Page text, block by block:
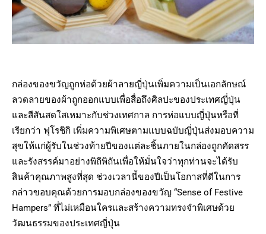
กล่องของขวัญถูกห่อด้วยผ้าลายญี่ปุ่นเพิ่มความเป็นเอกลักษณ์
ลวดลายของผ้าถูกออกแบบเพื่อสื่อถึงศิลปะของประเทศญี่ปุ่น
และสีสันสดใสเหมาะกับช่วงเทศกาล การห่อแบบญี่ปุ่นหรือที่
เรียกว่า ฟุโรชิกิ เพิ่มความพิเศษตามแบบฉบับญี่ปุ่นส่งมอบความ
สุขให้แก่ผู้รับในช่วงท้ายปีของแต่ละชิ้นภายในกล่องถูกคัดสรร
และรังสรรค์มาอย่างพิถีพิถันเพื่อให้มั่นใจว่าทุกท่านจะได้รับ
สินค้าคุณภาพสูงที่สุด ช่วงเวลานี้ของปีเป็นโอกาสที่ดีในการ
กล่าวขอบคุณด้วยการมอบกล่องของขวัญ “Sense of Festive
Hampers” ที่ไม่เหมือนใครและสร้างความทรงจำพิเศษด้วย
วัฒนธรรมของประเทศญี่ปุ่น